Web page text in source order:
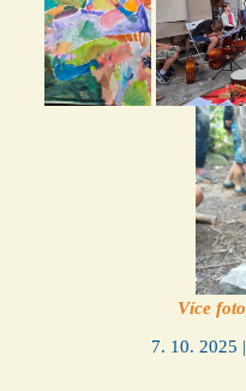
Více
7. 10. 2025